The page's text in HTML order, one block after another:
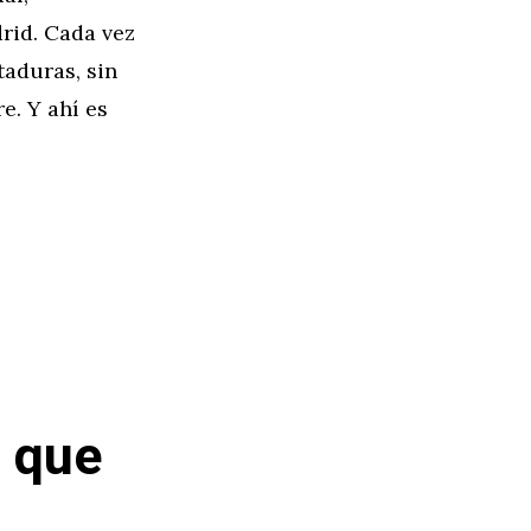
Cada vez
sin
Y ahí es